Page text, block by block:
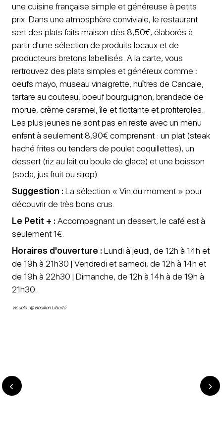
une cuisine française simple et généreuse à petits
prix. Dans une atmosphère conviviale, le restaurant
sert des plats faits maison dès 8,50€, élaborés à
partir d'une sélection de produits locaux et de
producteurs bretons labellisés. A la carte, vous
rertrouvez des plats simples et généreux comme :
oeufs mayo, museau vinaigrette, huîtres de Cancale,
tartare au couteau, boeuf bourguignon, brandade de
morue, crème caramel, île et flottante et profiteroles.
Les plus jeunes ne sont pas en reste avec un menu
enfant à seulement 8,90€ comprenant : un plat (steak
haché frites ou tenders de poulet coquillettes), un
dessert (riz au lait ou boule de glace) et une boisson
(soda, jus fruit ou sirop).
Suggestion :La sélection « Vin du moment » pour
découvrir de très bons crus.
Le Petit + :Accompagnant un dessert, le café est à
seulement 1€.
Horaires d'ouverture :Lundi à jeudi, de 12h à 14h et
de 19h à 21h30 | Vendredi et samedi, de 12h à 14h et
de 19h à 22h30 | Dimanche, de 12h à 14h à de 19h à
21h30.
Visuels : © Bouillon Liberté